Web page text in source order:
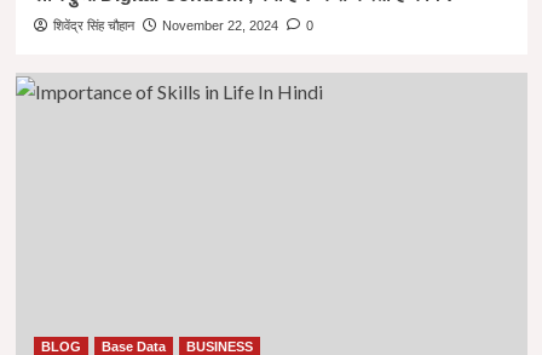
शिवेंद्र सिंह चौहान November 22, 2024 0
BLOG Base Data BUSINESS